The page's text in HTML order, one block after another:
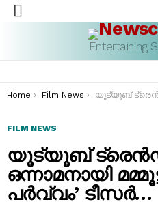
Menu
Entertaining
You are here:
Home Film News യൂട്യൂബ് ട്രെൻഡിങ്ങിൽ ഒന്നാമനായി മമ്മൂട്ടി ചിത്രം ‘ഭീഷ്മ പർവ്വം’
FILM NEWS
യൂട്യൂബ്
ഒന്നാമനായി
പർവ്വം’ ടീസര്‍…